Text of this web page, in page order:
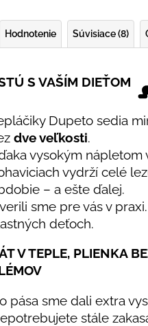
Hodnotenie Súvisiace (8)
S VAŠÍM DIEŤOM
Dupeto sedia
dve veľkosti.
vysokým nápletom
vydrží celé
– a ešte ďalej.
sme pre vás v
deťoch.
V TEPLE, PLIENKA
pása sme dali extra
stále